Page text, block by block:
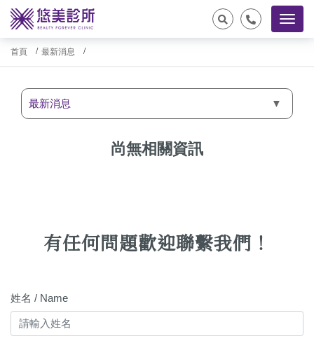
首頁 最新消息
最新消息
尚無相關資訊
有任何問題歡迎聯繫我們！
姓名 / Name